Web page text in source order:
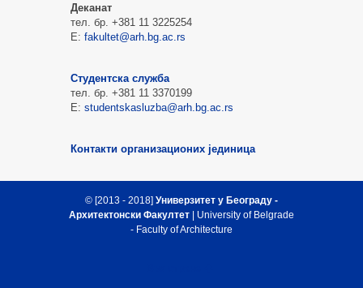
Деканат
тел. бр. +381 11 3225254
Е: fakultet@arh.bg.ac.rs
Студентска служба
тел. бр. +381 11 3370199
Е: studentskasluzba@arh.bg.ac.rs
Контакти организационих јединица
© [2013 - 2018] Универзитет у Београду -
Архитектонски Факултет | University of Belgrade
- Faculty of Architecture